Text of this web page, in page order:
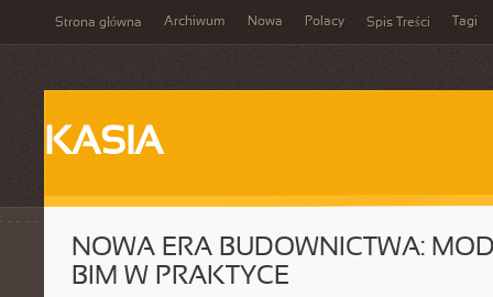
Strona główna Archiwum Nowa Polacy Spis Treści Tagi
KASIA
NOWA ERA BUDOWNICTWA:
BIM W PRAKTYCE